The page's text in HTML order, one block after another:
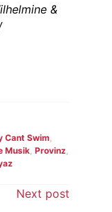
&
Cant Swim
Musik ,Provinz
Next post